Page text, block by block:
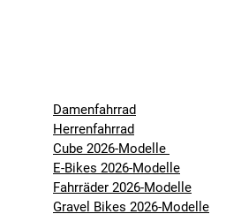
Damenfahrrad
Herrenfahrrad
Cube 2026-Modelle
E-Bikes 2026-Modelle
Fahrräder 2026-Modelle
Gravel Bikes 2026-Modelle